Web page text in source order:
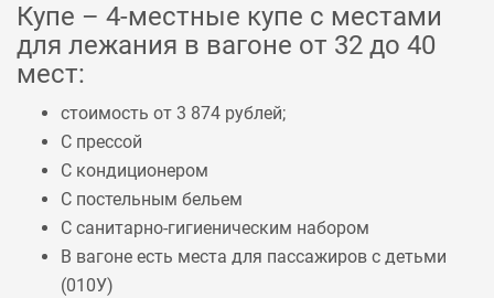
Купе – 4-местные купе с местами
для лежания в вагоне от 32 до 40
мест:
стоимость от 3 874 рублей;
С прессой
С кондиционером
С постельным бельем
С санитарно-гигиеническим набором
В вагоне есть места для пассажиров с детьми
(010У)